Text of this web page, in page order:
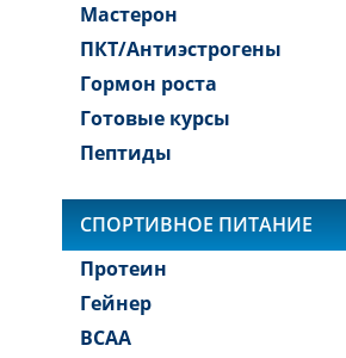
Мастерон
ПКТ/Антиэстрогены
Гормон роста
Готовые курсы
Пептиды
СПОРТИВНОЕ ПИТАНИЕ
Протеин
Гейнер
BCAA